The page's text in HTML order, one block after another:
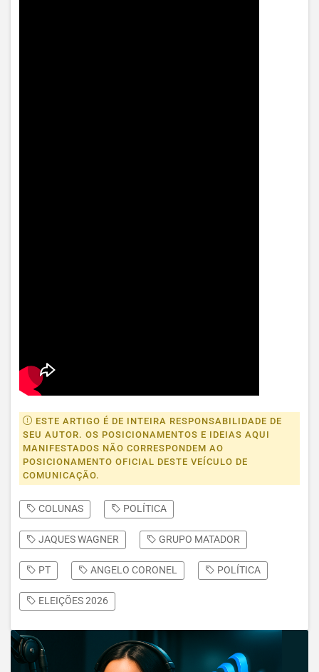
ESTE ARTIGO É DE INTEIRA RESPONSABILIDADE DE
SEU AUTOR. OS POSICIONAMENTOS E IDEIAS AQUI
MANIFESTADOS NÃO CORRESPONDEM AO
POSICIONAMENTO OFICIAL DESTE VEÍCULO DE
COMUNICAÇÃO.
COLUNAS POLÍTICA
JAQUES WAGNER GRUPO MATADOR
PT ANGELO CORONEL POLÍTICA
ELEIÇÕES 2026